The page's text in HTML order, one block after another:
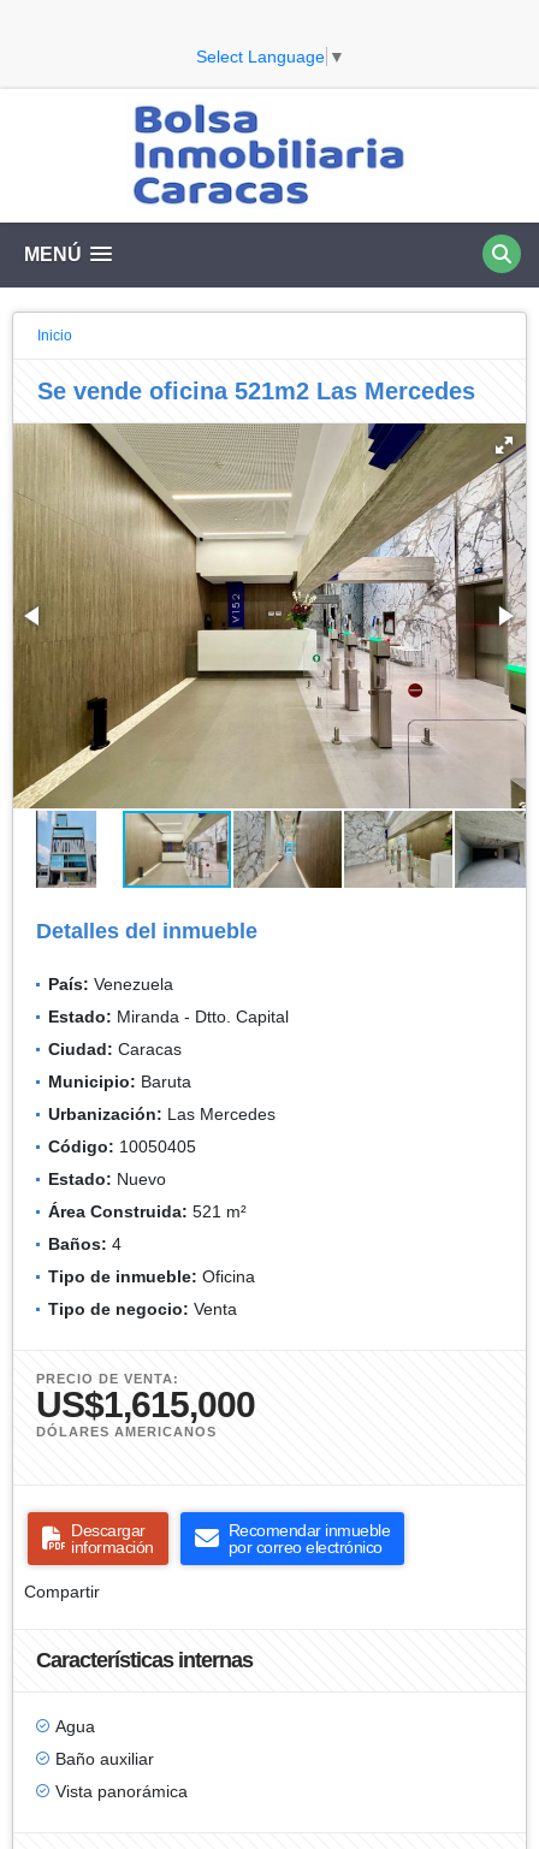
Select Language ▼
MENÚ
Inicio
Se vende oficina 521m2 Las Mercedes
Detalles del inmueble
País: Venezuela
Estado: Miranda - Dtto. Capital
Ciudad: Caracas
Municipio: Baruta
Urbanización: Las Mercedes
Código: 10050405
Estado: Nuevo
Área Construida: 521 m²
Baños: 4
Tipo de inmueble: Oficina
Tipo de negocio: Venta
PRECIO DE VENTA:
US$1,615,000
DÓLARES AMERICANOS
Descargar
información
Recomendar inmueble
por correo electrónico
Compartir
Características internas
Agua
Baño auxiliar
Vista panorámica